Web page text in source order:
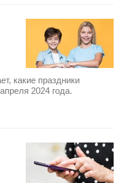
какие праздники
2024 года.